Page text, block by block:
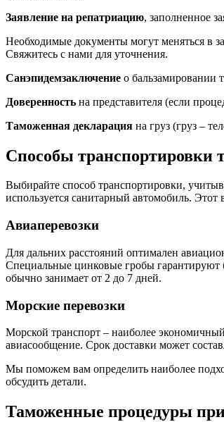
Заявление на репатриацию, заполненное
Необходимые документы могут меняться в
Свяжитесь с нами для уточнения.
Санэпидемзаключение о бальзамировании
Доверенность на представителя (если
Таможенная декларация на груз (груз –
Способы транспортировки
Выбирайте способ транспортировки,
используется санитарный автомобиль.
Авиаперевозки
Для дальних расстояний оптимален
Специальные цинковые гробы гарантируют
обычно занимает от 2 до 7 дней.
Морские перевозки
Морской транспорт – наиболее
авиасообщение. Срок доставки может
Мы поможем вам определить наиболее
обсудить детали.
Таможенные процедуры